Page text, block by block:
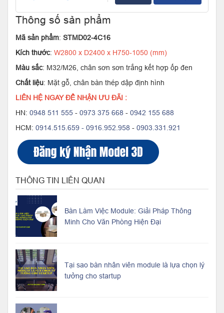
Thông số sản phẩm
Mã sản phẩm: STMD02-4C16
Kích thước: W2800 x D2400 x H750-1050 (mm)
Màu sắc: M32/M26, chân sơn sơn trắng kết hợp ốp đen
Chất liệu: Mặt gỗ, chân bàn thép dập định hình
LIÊN HỆ NGAY ĐỂ NHẬN ƯU ĐÃI :
HN: 0948 511 555 - 0973 375 668 - 0942 155 688
HCM: 0914.515.659 - 0916.952.958 - 0903.331.921
THÔNG TIN LIÊN QUAN
Bàn Làm Việc Module: Giải Pháp Thông
Minh Cho Văn Phòng Hiện Đại
Tại sao bàn nhân viên module là lựa chọn lý
tưởng cho startup